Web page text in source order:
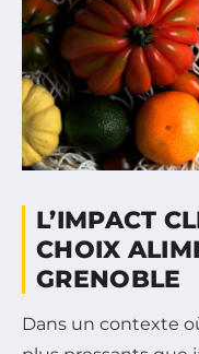
L’IMPACT
CHOIX
GRENOBLE
Dans un contexte